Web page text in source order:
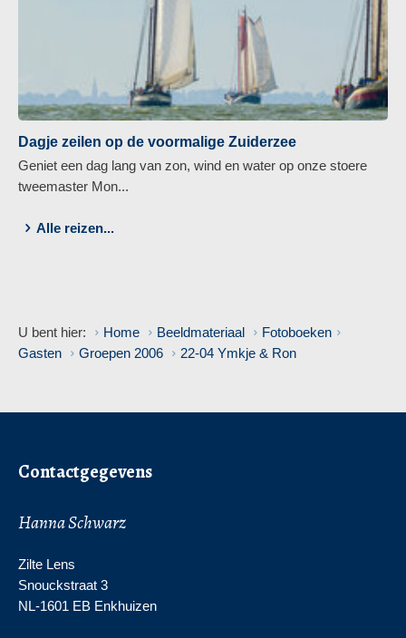
Alle reizen...
Dagje zeilen op de voormalige Zuiderzee
Geniet een dag lang van zon, wind en water op onze stoere
tweemaster Mon...
U bent hier: Home Beeldmateriaal
Fotoboeken
Gasten
Groepen 2006 22-04 Ymkje & Ron
Contactgegevens
Hanna Schwarz
Zilte Lens
Snouckstraat 3
NL-1601 EB Enkhuizen